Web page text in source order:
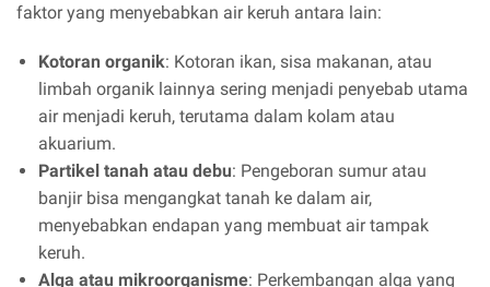
faktor yang menyebabkan air keruh antara lain:
Kotoran organik: Kotoran ikan, sisa makanan, atau
limbah organik lainnya sering menjadi penyebab utama
air menjadi keruh, terutama dalam kolam atau
akuarium.
Partikel tanah atau debu: Pengeboran sumur atau
banjir bisa mengangkat tanah ke dalam air,
menyebabkan endapan yang membuat air tampak
keruh.
Alga atau mikroorganisme: Perkembangan alga yang